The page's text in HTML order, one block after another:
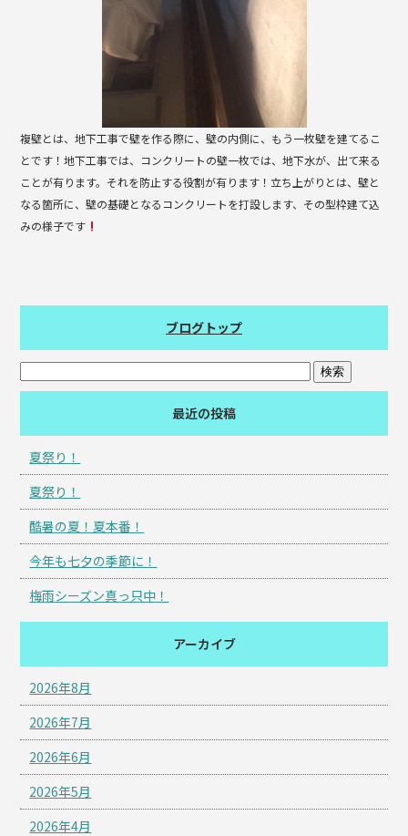
複壁とは、地下工事で壁を作る際に、壁の内側に、もう一枚壁を建てるこ
とです！地下工事では、コンクリートの壁一枚では、地下水が、出て来る
ことが有ります。それを防止する役割が有ります！立ち上がりとは、壁と
なる箇所に、壁の基礎となるコンクリートを打設します、その型枠建て込
みの様子です
ブログトップ
最近の投稿
夏祭り！
夏祭り！
酷暑の夏！夏本番！
今年も七夕の季節に！
梅雨シーズン真っ只中！
アーカイブ
2026年8月
2026年7月
2026年6月
2026年5月
2026年4月